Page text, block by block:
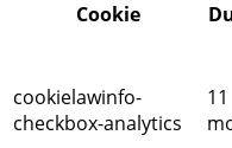
Cookie
cookielawinfo-
checkbox-analytics
11